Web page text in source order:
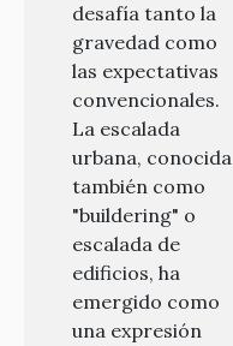
desafía tanto la
gravedad como
las expectativas
convencionales.
La escalada
urbana, conocida
también como
"buildering" o
escalada de
edificios, ha
emergido como
una expresión